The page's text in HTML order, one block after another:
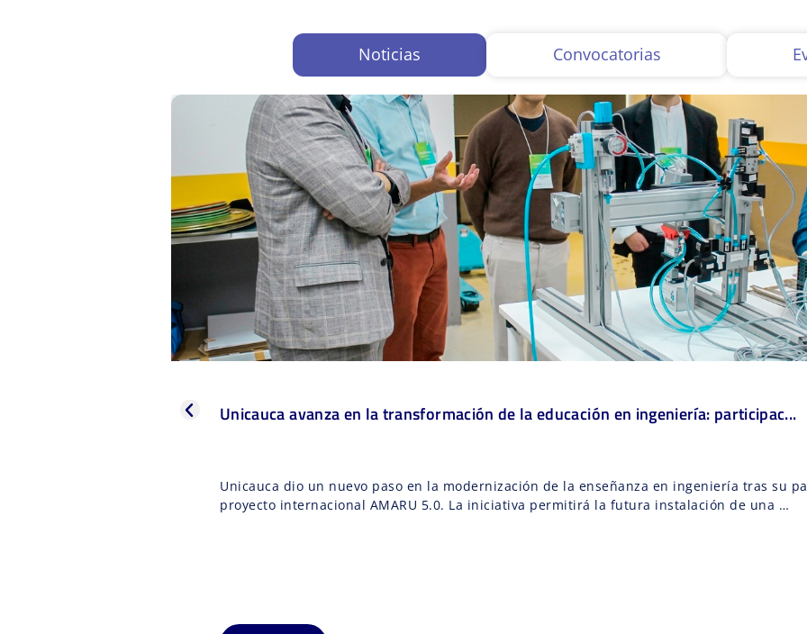
Noticias Convocatorias
Unicauca avanza en la transformación de la educación en ingeniería: participac...
Unicauca dio un nuevo paso en la modernización de la enseñanza en ingeniería tras su
proyecto internacional AMARU 5.0. La iniciativa permitirá la futura instalación de una …